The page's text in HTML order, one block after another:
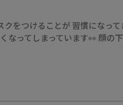
をつけることが 習慣になっ
ってしまっています👀 顔の